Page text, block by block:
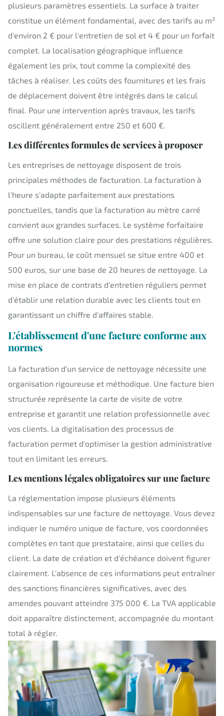
plusieurs paramètres essentiels. La surface à traiter
constitue un élément fondamental, avec des tarifs au m²
d'environ 2 € pour l'entretien de sol et 4 € pour un forfait
complet. La localisation géographique influence
également les prix, tout comme la complexité des
tâches à réaliser. Les coûts des fournitures et les frais
de déplacement doivent être intégrés dans le calcul
final. Pour une intervention après travaux, les tarifs
oscillent généralement entre 250 et 600 €.
Les différentes formules de services à proposer
Les entreprises de nettoyage disposent de trois
principales méthodes de facturation. La facturation à
l'heure s'adapte parfaitement aux prestations
ponctuelles, tandis que la facturation au mètre carré
convient aux grandes surfaces. Le système forfaitaire
offre une solution claire pour des prestations régulières.
Pour un bureau, le coût mensuel se situe entre 400 et
500 euros, sur une base de 20 heures de nettoyage. La
mise en place de contrats d'entretien réguliers permet
d'établir une relation durable avec les clients tout en
garantissant un chiffre d'affaires stable.
L'établissement d'une facture conforme aux
normes
La facturation d'un service de nettoyage nécessite une
organisation rigoureuse et méthodique. Une facture bien
structurée représente la carte de visite de votre
entreprise et garantit une relation professionnelle avec
vos clients. La digitalisation des processus de
facturation permet d'optimiser la gestion administrative
tout en limitant les erreurs.
Les mentions légales obligatoires sur une facture
La réglementation impose plusieurs éléments
indispensables sur une facture de nettoyage. Vous devez
indiquer le numéro unique de facture, vos coordonnées
complètes en tant que prestataire, ainsi que celles du
client. La date de création et d'échéance doivent figurer
clairement. L'absence de ces informations peut entraîner
des sanctions financières significatives, avec des
amendes pouvant atteindre 375 000 €. La TVA applicable
doit apparaître distinctement, accompagnée du montant
total à régler.